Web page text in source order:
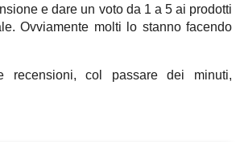
e dare un voto da 1 a 5 ai prodotti
Ovviamente molti lo stanno facendo
recensioni, col passare dei minuti,